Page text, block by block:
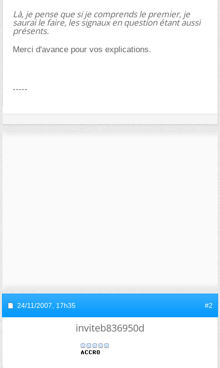
Là, je pense que si je comprends le premier, je
saurai le faire, les signaux en question étant aussi
présents.
Merci d'avance pour vos explications.
-----
24/11/2007, 17h35 #2
inviteb836950d